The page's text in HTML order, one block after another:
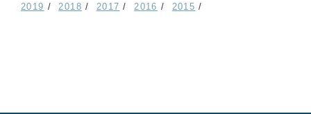
2019
2018 2017 2016 2015